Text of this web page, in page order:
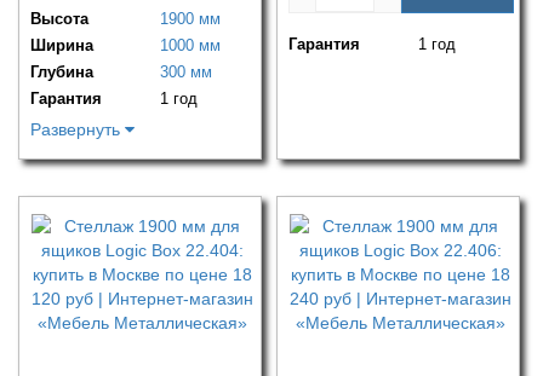
Высота
1900 мм
Ширина
1000 мм
Глубина
300 мм
Гарантия
1 год
Развернуть
Гарантия 1 год